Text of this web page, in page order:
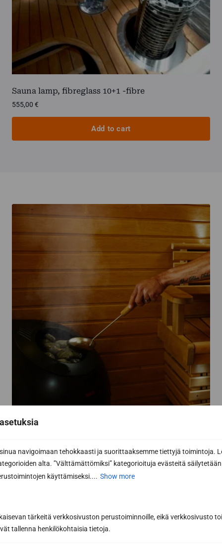
navigoimaan tehokkaasti ja suorittaaksemme tiettyjä toimintoja.
alta. ”Välttämättömiksi” kategorioituja evästeitä säilytetään
käyttämiseksi.... Show more
tärkeitä verkkosivuston perustoiminnoille, eikä verkkosivusto
tallenna henkilökohtaisia tietoja.
Sauna lamp, fibreglass 10+1 -fibre
555,00 €
Add to cart
Subscribe to the newsletter
professional
Inspiring sauna news and benefits from our